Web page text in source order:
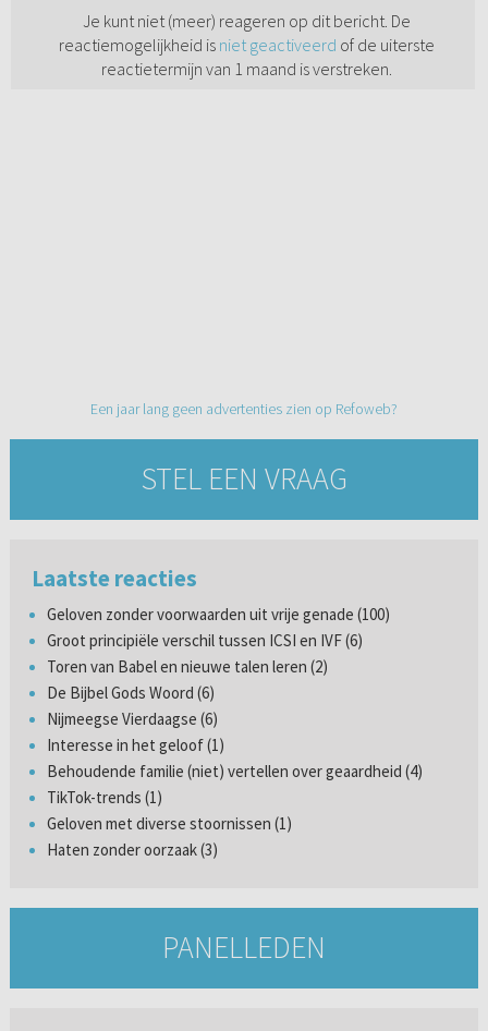
Je kunt niet (meer) reageren op dit bericht. De
reactiemogelijkheid is niet geactiveerd of de uiterste
reactietermijn van 1 maand is verstreken.
Een jaar lang geen advertenties zien op Refoweb?
STEL EEN VRAAG
Laatste reacties
Geloven zonder voorwaarden uit vrije genade (100)
Groot principiële verschil tussen ICSI en IVF (6)
Toren van Babel en nieuwe talen leren (2)
De Bijbel Gods Woord (6)
Nijmeegse Vierdaagse (6)
Interesse in het geloof (1)
Behoudende familie (niet) vertellen over geaardheid (4)
TikTok-trends (1)
Geloven met diverse stoornissen (1)
Haten zonder oorzaak (3)
PANELLEDEN